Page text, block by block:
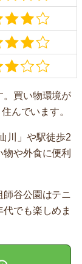
。買い物環境が
んでいます。
川」や駅徒歩2
や外食に便利
谷公園はテニ
でも楽しめま